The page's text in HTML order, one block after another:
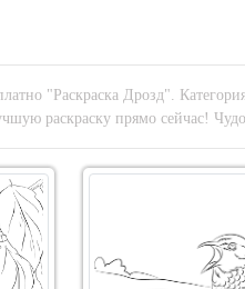
"Раскраска Дрозд".
раскраску прямо сейчас!